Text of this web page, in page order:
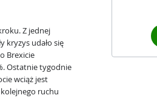
Z jednej
kryzys udało się
Brexicie
Ostatnie tygodnie
wciąż jest
ruchu